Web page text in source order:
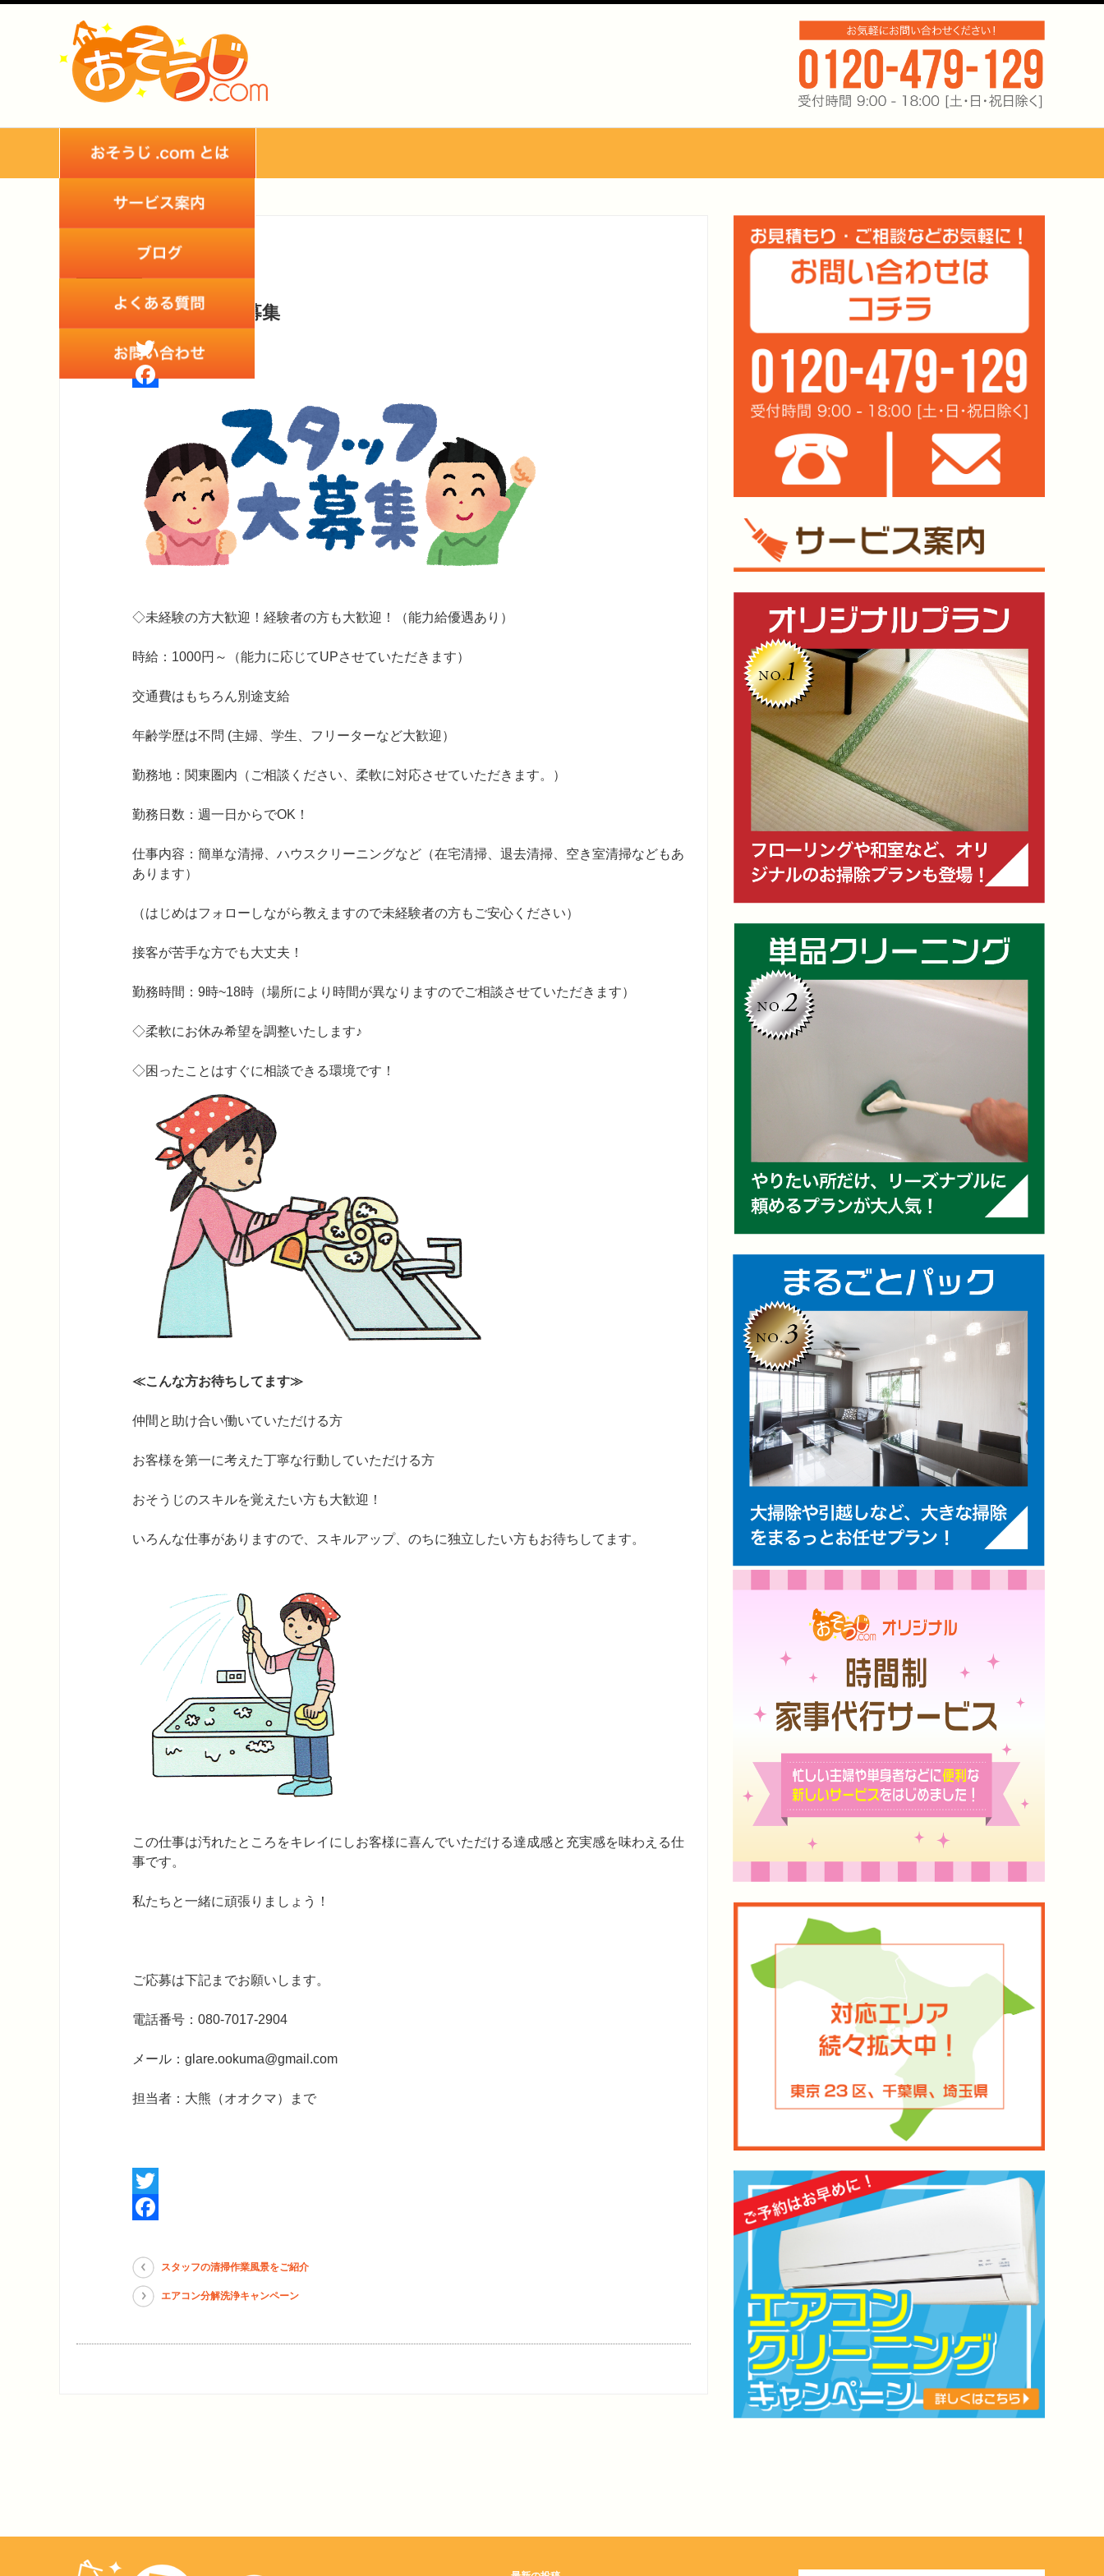
清掃スタッフ募集
Twitter
◇未経験の方大歓迎！経験者の方も大歓迎！（能力給優遇あり）
時給：1000円～（能力に応じてUPさせていただきます）
交通費はもちろん別途支給
年齢学歴は不問 (主婦、学生、フリーターなど大歓迎）
勤務地：関東圏内（ご相談ください、柔軟に対応させていただきます。）
勤務日数：週一日からでOK！
仕事内容：簡単な清掃、ハウスクリーニングなど（在宅清掃、退去清掃、空き室清掃などもあ
あります）
（はじめはフォローしながら教えますので未経験者の方もご安心ください）
接客が苦手な方でも大丈夫！
勤務時間：9時~18時（場所により時間が異なりますのでご相談させていただきます）
◇柔軟にお休み希望を調整いたします♪
◇困ったことはすぐに相談できる環境です！
≪こんな方お待ちしてます≫
仲間と助け合い働いていただける方
お客様を第一に考えた丁寧な行動していただける方
おそうじのスキルを覚えたい方も大歓迎！
いろんな仕事がありますので、スキルアップ、のちに独立したい方もお待ちしてます。
この仕事は汚れたところをキレイにしお客様に喜んでいただける達成感と充実感を味わえる仕
事です。
私たちと一緒に頑張りましょう！
ご応募は下記までお願いします。
電話番号：080-7017-2904
メール：glare.ookuma@gmail.com
担当者：大熊（オオクマ）まで
Twitter
スタッフの清掃作業風景をご紹介
エアコン分解洗浄キャンペーン